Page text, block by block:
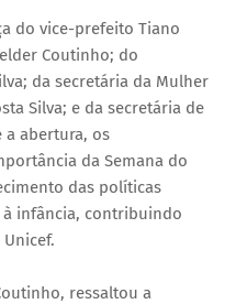
do vice-prefeito Tiano
Coutinho; do
da secretária da Mulher
Silva; e da secretária de
a abertura, os
da Semana do
das políticas
infância, contribuindo
ressaltou a